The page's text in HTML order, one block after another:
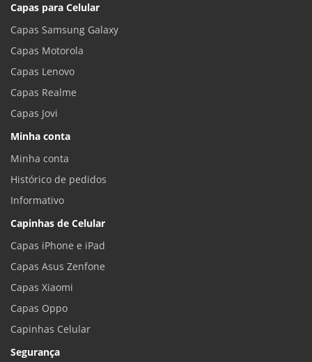
Capas para Celular
Capas Samsung Galaxy
Capas Motorola
Capas Lenovo
Capas Realme
Capas Jovi
Minha conta
Minha conta
Histórico de pedidos
Informativo
Capinhas de Celular
Capas iPhone e iPad
Capas Asus Zenfone
Capas Xiaomi
Capas Oppo
Capinhas Celular
Segurança